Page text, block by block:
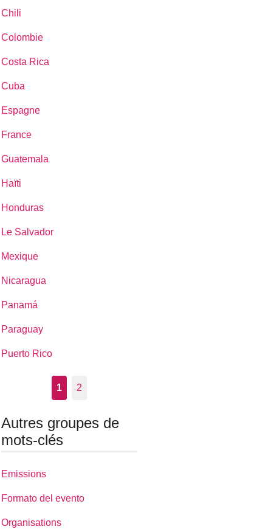
Chili
Colombie
Costa Rica
Cuba
Espagne
France
Guatemala
Haïti
Honduras
Le Salvador
Mexique
Nicaragua
Panamá
Paraguay
Puerto Rico
1 2
Autres groupes de
mots-clés
Emissions
Formato del evento
Organisations